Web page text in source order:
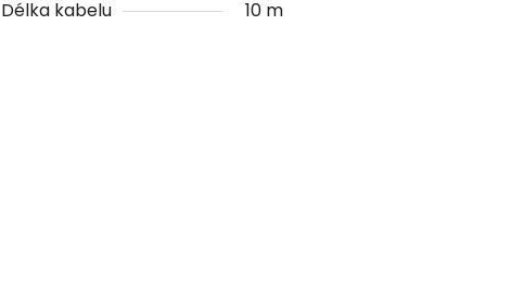
Délka kabelu
10 m